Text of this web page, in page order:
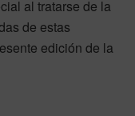
al tratarse de la
de estas
edición de la